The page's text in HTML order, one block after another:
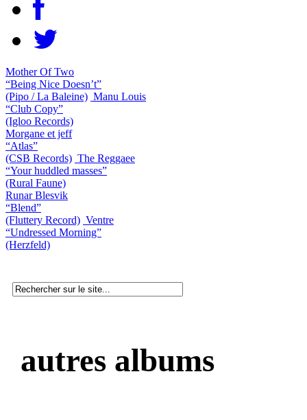
Mother Of Two
“Being Nice Doesn’t”
(Pipo / La Baleine) Manu Louis
“Club Copy”
(Igloo Records)
Morgane et jeff
“Atlas”
(CSB Records) The Reggaee
“Your huddled masses”
(Rural Faune)
Runar Blesvik
“Blend”
(Fluttery Record) Ventre
“Undressed Morning”
(Herzfeld)
autres albums